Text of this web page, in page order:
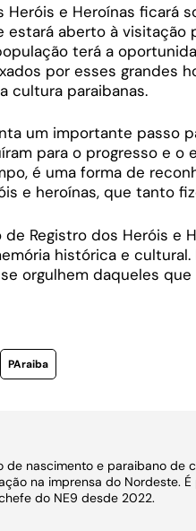
Heróis e Heroínas ficará
estará aberto à
terá a
por esses grandes
cultura paraibanas.
um importante passo
para o progresso e
é uma forma de
e heroínas, que tanto
Registro dos Heróis e
histórica e
orgulhem daqueles
PAraiba
de nascimento e paraibano de
na imprensa do Nordeste.
do NE9 desde 2022.